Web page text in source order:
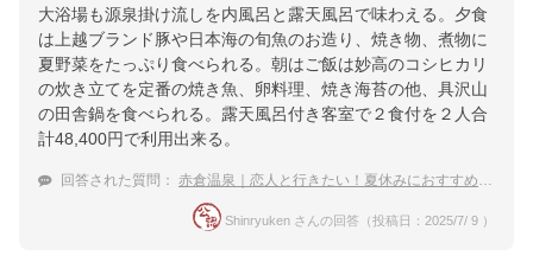
大浴場も源泉掛け流しを内風呂と露天風呂で味わえる。夕食
は上越ブランド豚や日本海の旬魚のお造り、焼き物、煮物に
夏野菜をたっぷり食べられる。朝はご飯は妙高のコシヒカリ
の炊き立てを定番の焼き魚、卵料理、焼き海苔の他、具沢山
の田舎鍋を食べられる。露天風呂付き客室で２食付を２人合
計48,400円で利用出来る。
回答された質問： 赤倉温泉｜恋人と行きたい！夏休みにおすすめな宿は？
Shinryuken さんの回答（投稿日：2025/7/ 9 ）